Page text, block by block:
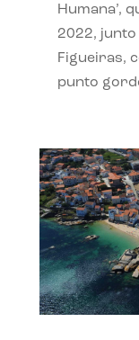
Humana’,
2022,
Figueiras,
punto